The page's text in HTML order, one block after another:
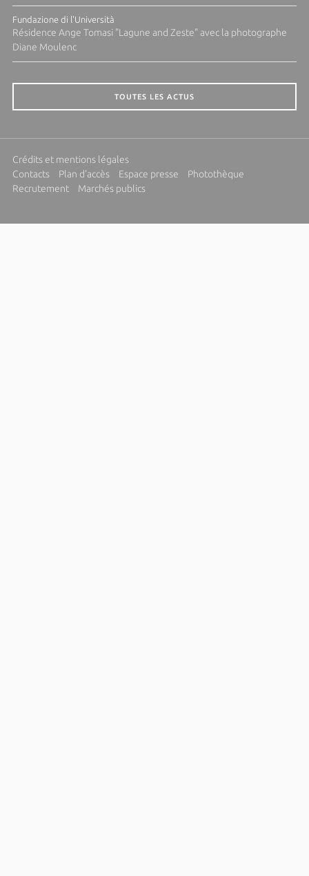
Fundazione di l'Università
Résidence Ange Tomasi "Lagune and Zeste" avec la photographe
Diane Moulenc
TOUTES LES ACTUS
Crédits et mentions légales
Contacts
Plan d'accès Espace presse
Photothèque
Recrutement
Marchés publics